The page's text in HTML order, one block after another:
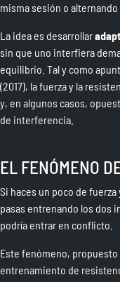
misma sesión o alternando
La idea es desarrollar
sin que uno interfiera
equilibrio. Tal y como
(2017), la fuerza y la
y, en algunos casos,
de interferencia.
EL FENÓMENO
Si haces un poco de
pasas entrenando los dos
podría entrar en conflicto.
Este fenómeno, propuesto
entrenamiento de